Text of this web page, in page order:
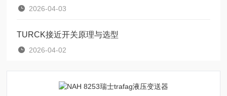
2026-04-03
TURCK接近开关原理与选型
2026-04-02